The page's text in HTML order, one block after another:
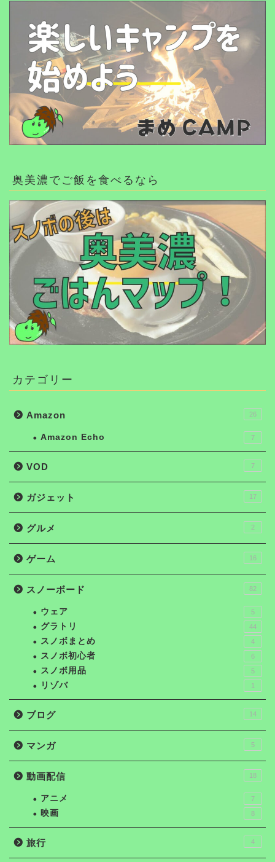
奥美濃でご飯を食べるなら
カテゴリー
Amazon 26
Amazon Echo 7
VOD 7
ガジェット 17
グルメ 2
ゲーム 16
スノーボード 82
ウェア 5
グラトリ 44
スノボまとめ 4
スノボ初心者 6
スノボ用品 5
リゾバ 1
ブログ 14
マンガ 5
動画配信 18
アニメ 7
映画 8
旅行 4